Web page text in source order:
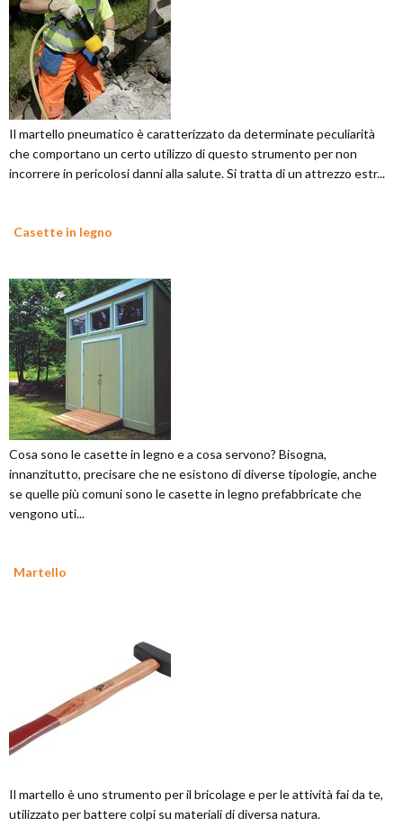
Il martello pneumatico è caratterizzato da determinate peculiarità
che comportano un certo utilizzo di questo strumento per non
incorrere in pericolosi danni alla salute. Si tratta di un attrezzo estr...
Casette in legno
Cosa sono le casette in legno e a cosa servono? Bisogna,
innanzitutto, precisare che ne esistono di diverse tipologie, anche
se quelle più comuni sono le casette in legno prefabbricate che
vengono uti...
Martello
Il martello è uno strumento per il bricolage e per le attività fai da te,
utilizzato per battere colpi su materiali di diversa natura.